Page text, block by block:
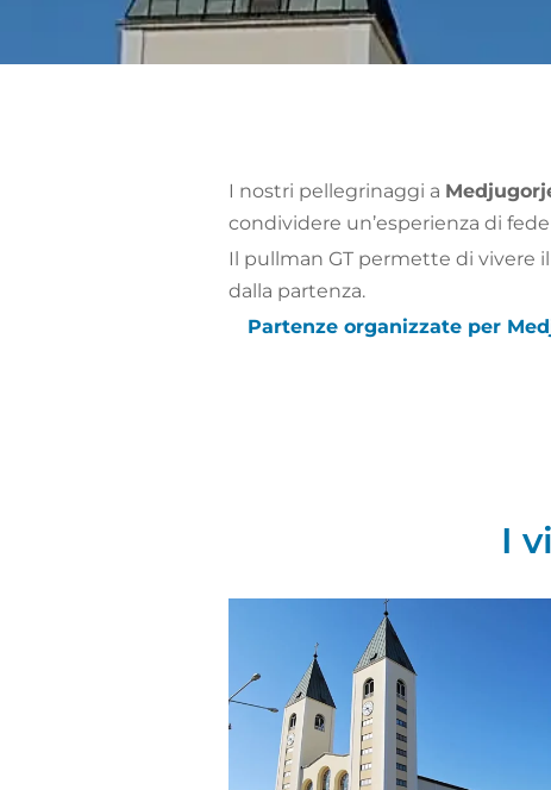
I nostri pellegrinaggi a
condividere un’esperienza di
Il pullman GT permette di vivere
dalla partenza.
Partenze organizzate per
I